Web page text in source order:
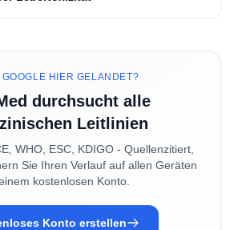
GOOGLE HIER GELANDET?
durchsucht alle
Leitlinien
WHO, ESC, KDIGO - Quellenzitiert,
Sie Ihren Verlauf auf allen Geräten
kostenlosen Konto.
Konto erstellen